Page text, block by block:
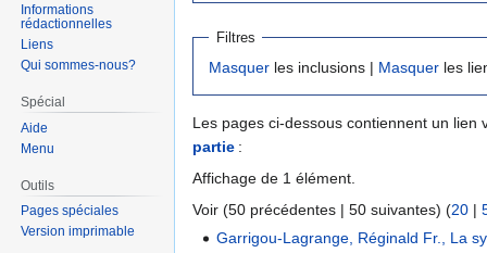
Filtres
Masquer les inclusions | Masquer les
Les pages ci-dessous contiennent un lien
partie :
Affichage de 1 élément.
Voir (50 précédentes | 50 suivantes) (20 |
Garrigou-Lagrange, Réginald Fr., La
Informations
rédactionnelles
Liens
Qui sommes-nous?
Spécial
Aide
Menu
Outils
Pages spéciales
Version imprimable